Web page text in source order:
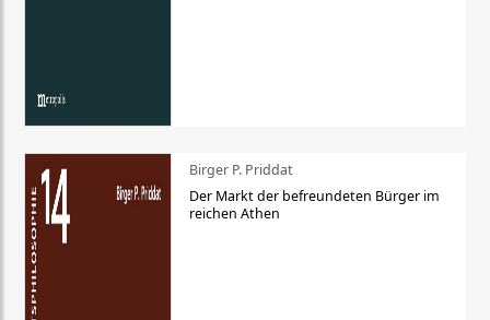
Birger P. Priddat
Der Markt der befreundeten Bürger im
reichen Athen